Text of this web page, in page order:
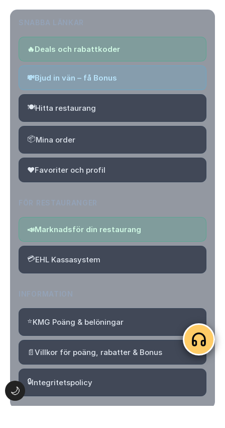
🌙
🔥Deals och rabattkoder
💸Bjud in vän – få Bonus
🍽️Hitta restaurang
📦Mina order
❤️Favoriter och profil
📣Marknadsför din restaurang
💳EHL Kassasystem
⭐KMG Poäng & belöningar
📄Villkor för poäng, rabatter & Bonus
🔒Integritetspolicy